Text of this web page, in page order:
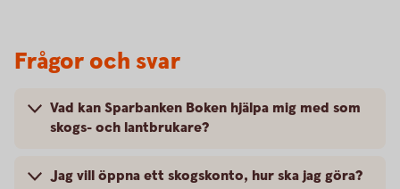
Frågor och svar
Vad kan Sparbanken Boken hjälpa mig med som
skogs- och lantbrukare?
Jag vill öppna ett skogskonto, hur ska jag göra?